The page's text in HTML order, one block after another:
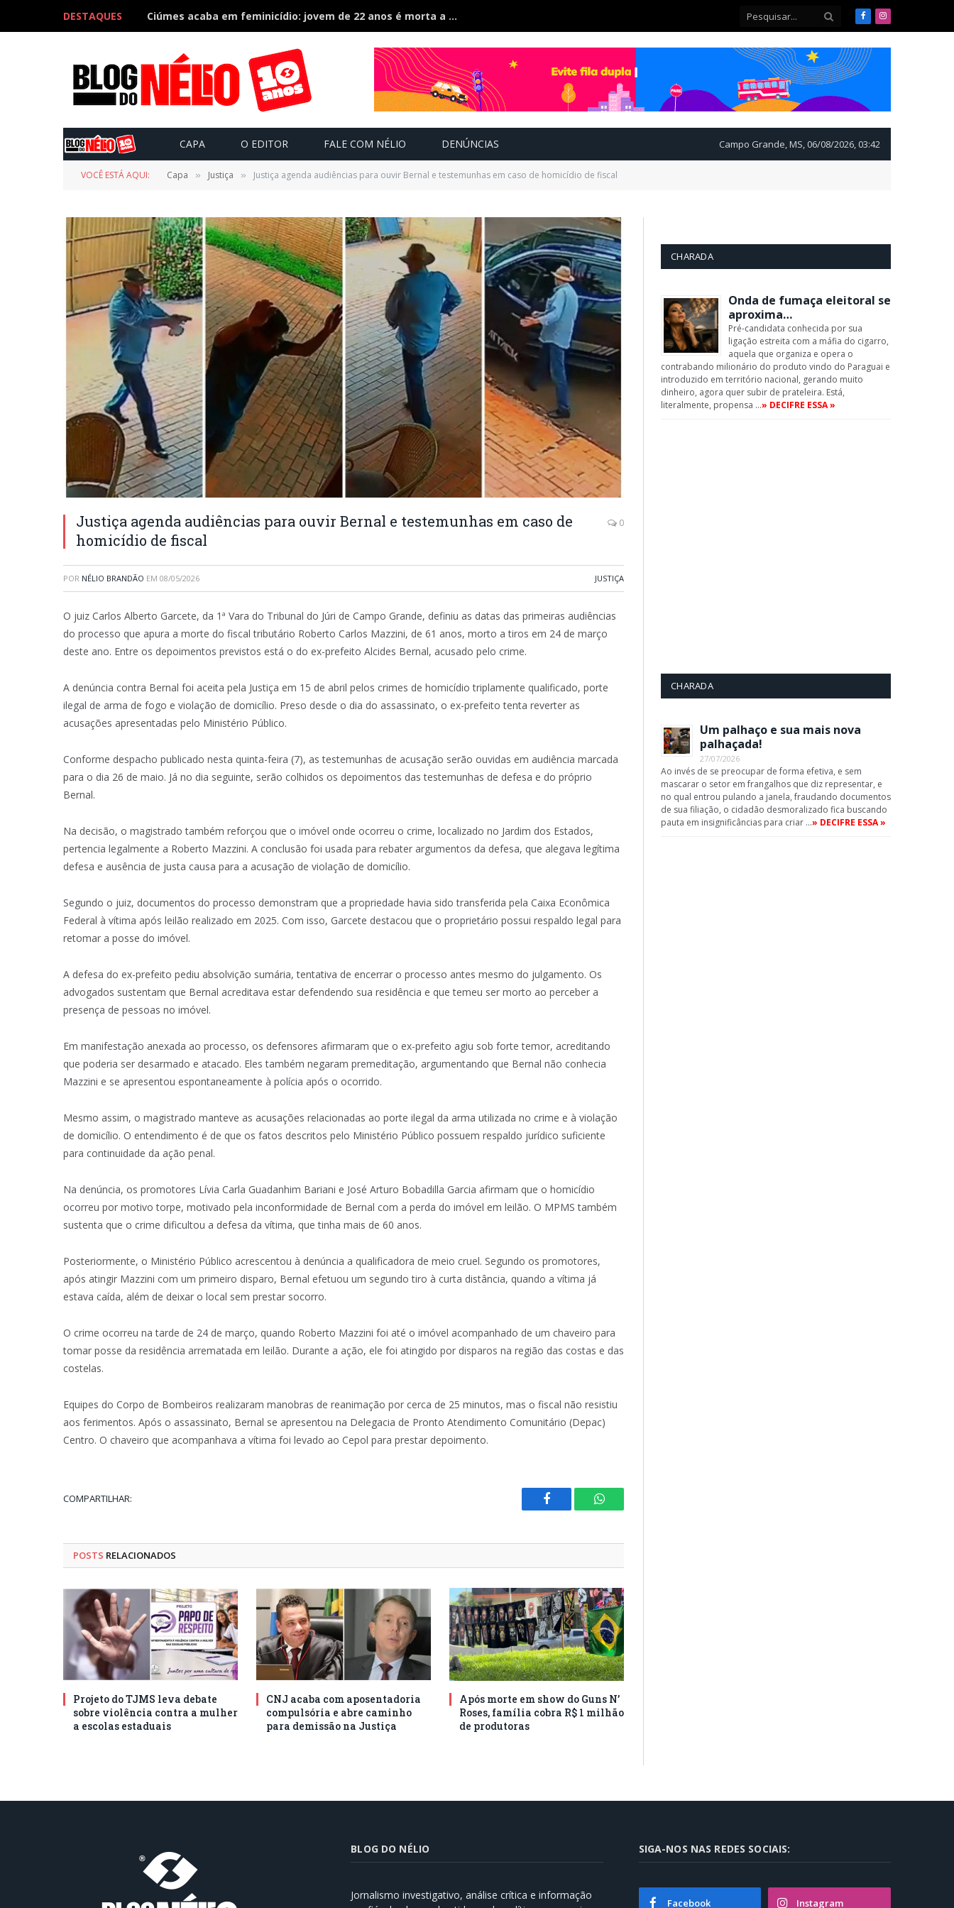
DESTAQUES Ciúmes acaba em feminicídio: jovem de 22 anos é morta a facão pelo companheiro FacebookInstagram
CAPA O EDITOR FALE COM NÉLIO DENÚNCIAS Campo Grande, MS, 06/08/2026, 03:42
VOCÊ ESTÁ AQUI: Capa » Justiça » Justiça agenda audiências para ouvir Bernal e testemunhas em caso de homicídio de fiscal
Justiça agenda audiências para ouvir Bernal e testemunhas em caso de
homicídio de fiscal
0
POR NÉLIO BRANDÃO EM 08/05/2026 JUSTIÇA
O juiz Carlos Alberto Garcete, da 1ª Vara do Tribunal do Júri de Campo Grande, definiu as datas das primeiras audiências
do processo que apura a morte do fiscal tributário Roberto Carlos Mazzini, de 61 anos, morto a tiros em 24 de março
deste ano. Entre os depoimentos previstos está o do ex-prefeito Alcides Bernal, acusado pelo crime.
A denúncia contra Bernal foi aceita pela Justiça em 15 de abril pelos crimes de homicídio triplamente qualificado, porte
ilegal de arma de fogo e violação de domicílio. Preso desde o dia do assassinato, o ex-prefeito tenta reverter as
acusações apresentadas pelo Ministério Público.
Conforme despacho publicado nesta quinta-feira (7), as testemunhas de acusação serão ouvidas em audiência marcada
para o dia 26 de maio. Já no dia seguinte, serão colhidos os depoimentos das testemunhas de defesa e do próprio
Bernal.
Na decisão, o magistrado também reforçou que o imóvel onde ocorreu o crime, localizado no Jardim dos Estados,
pertencia legalmente a Roberto Mazzini. A conclusão foi usada para rebater argumentos da defesa, que alegava legítima
defesa e ausência de justa causa para a acusação de violação de domicílio.
Segundo o juiz, documentos do processo demonstram que a propriedade havia sido transferida pela Caixa Econômica
Federal à vítima após leilão realizado em 2025. Com isso, Garcete destacou que o proprietário possui respaldo legal para
retomar a posse do imóvel.
A defesa do ex-prefeito pediu absolvição sumária, tentativa de encerrar o processo antes mesmo do julgamento. Os
advogados sustentam que Bernal acreditava estar defendendo sua residência e que temeu ser morto ao perceber a
presença de pessoas no imóvel.
Em manifestação anexada ao processo, os defensores afirmaram que o ex-prefeito agiu sob forte temor, acreditando
que poderia ser desarmado e atacado. Eles também negaram premeditação, argumentando que Bernal não conhecia
Mazzini e se apresentou espontaneamente à polícia após o ocorrido.
Mesmo assim, o magistrado manteve as acusações relacionadas ao porte ilegal da arma utilizada no crime e à violação
de domicílio. O entendimento é de que os fatos descritos pelo Ministério Público possuem respaldo jurídico suficiente
para continuidade da ação penal.
Na denúncia, os promotores Lívia Carla Guadanhim Bariani e José Arturo Bobadilla Garcia afirmam que o homicídio
ocorreu por motivo torpe, motivado pela inconformidade de Bernal com a perda do imóvel em leilão. O MPMS também
sustenta que o crime dificultou a defesa da vítima, que tinha mais de 60 anos.
Posteriormente, o Ministério Público acrescentou à denúncia a qualificadora de meio cruel. Segundo os promotores,
após atingir Mazzini com um primeiro disparo, Bernal efetuou um segundo tiro à curta distância, quando a vítima já
estava caída, além de deixar o local sem prestar socorro.
O crime ocorreu na tarde de 24 de março, quando Roberto Mazzini foi até o imóvel acompanhado de um chaveiro para
tomar posse da residência arrematada em leilão. Durante a ação, ele foi atingido por disparos na região das costas e das
costelas.
Equipes do Corpo de Bombeiros realizaram manobras de reanimação por cerca de 25 minutos, mas o fiscal não resistiu
aos ferimentos. Após o assassinato, Bernal se apresentou na Delegacia de Pronto Atendimento Comunitário (Depac)
Centro. O chaveiro que acompanhava a vítima foi levado ao Cepol para prestar depoimento.
COMPARTILHAR:
Facebook WhatsApp
POSTS RELACIONADOS
Projeto do TJMS leva debate
sobre violência contra a mulher
a escolas estaduais
CNJ acaba com aposentadoria
compulsória e abre caminho
para demissão na Justiça
Após morte em show do Guns N’
Roses, família cobra R$ 1 milhão
de produtoras
CHARADA
Onda de fumaça eleitoral se
aproxima…
Pré-candidata conhecida por sua
ligação estreita com a máfia do cigarro,
aquela que organiza e opera o
contrabando milionário do produto vindo do Paraguai e
introduzido em território nacional, gerando muito
dinheiro, agora quer subir de prateleira. Está,
literalmente, propensa …» DECIFRE ESSA »
CHARADA
Um palhaço e sua mais nova
palhaçada!
27/07/2026
Ao invés de se preocupar de forma efetiva, e sem
mascarar o setor em frangalhos que diz representar, e
no qual entrou pulando a janela, fraudando documentos
de sua filiação, o cidadão desmoralizado fica buscando
pauta em insignificâncias para criar …» DECIFRE ESSA »
BLOG DO NÉLIO
Jornalismo investigativo, análise crítica e informação
SIGA-NOS NAS REDES SOCIAIS:
Facebook Instagram